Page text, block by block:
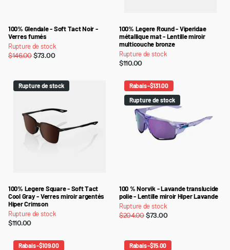
100% Glendale - Soft Tact Noir -
Verres fumés
Rupture de stock
$146.00$73.00
100% Legere Round - Viperidae
métallique mat - Lentille miroir
multicouche bronze
Rupture de stock
$110.00
Rupture de stock
100% Legere Square - Soft Tact
Cool Gray - Verres miroir argentés
Hiper Crimson
Rupture de stock
$110.00
Rabais -$131.00
Rupture de stock
100 % Norvik - Lavande translucide
polie - Lentille miroir Hiper Lavande
Rupture de stock
$204.00$73.00
Rabais -$109.00
Rabais -$15.00